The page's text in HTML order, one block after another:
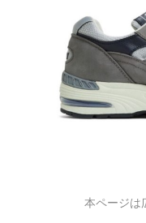
本ページは